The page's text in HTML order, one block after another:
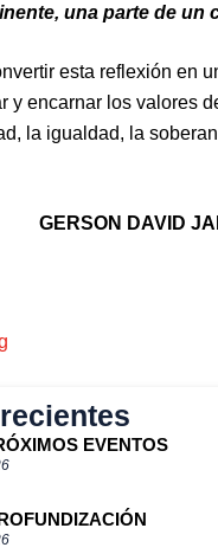
EVENTOS
una parte de un
esta reflexión en
y encarnar los valores
la igualdad, la
GERSON DAVID